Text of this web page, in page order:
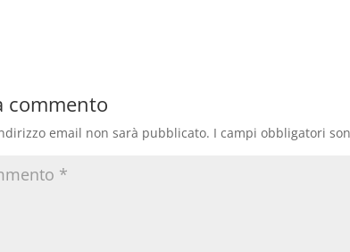
commento
email non sarà pubblicato. I campi obbligatori